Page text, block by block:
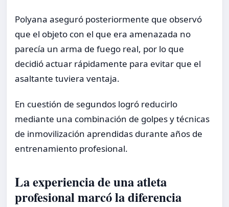
Polyana aseguró posteriormente que observó
que el objeto con el que era amenazada no
parecía un arma de fuego real, por lo que
decidió actuar rápidamente para evitar que el
asaltante tuviera ventaja.
En cuestión de segundos logró reducirlo
mediante una combinación de golpes y técnicas
de inmovilización aprendidas durante años de
entrenamiento profesional.
La experiencia de una atleta
profesional marcó la diferencia